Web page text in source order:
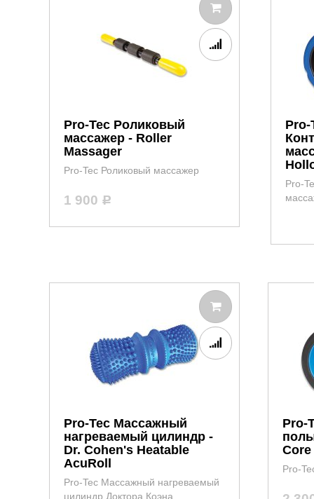
Pro-Tec Роликовый
массажер - Roller
Massager
Pro-Tec Роликовый массажер
1 900 Р
Pro-
Pro-
Pro-Tec Массажный
нагреваемый цилиндр -
Dr. Cohen's Heatable
AcuRoll
Pro-Tec Массажный нагреваемый
цилиндр Доктора Коэна
Pro-
Pro-